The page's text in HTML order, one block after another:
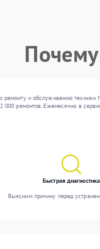
и обслуживанию
ремонтов. Ежемесячно в
Быстрая диагностика
Выясним причину перед